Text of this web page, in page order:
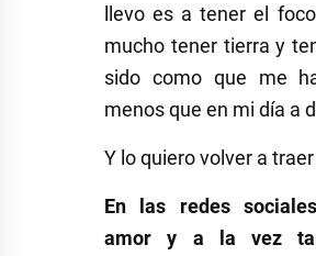
llevo es a tener el
mucho tener tierra y
sido como que me
menos que en mi día a
Y lo quiero volver a
En las redes
amor y a la vez